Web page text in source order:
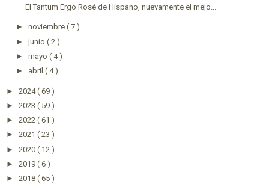
El Tantum Ergo Rosé de Hispano, nuevamente el mejo...
► noviembre ( 7 )
► junio ( 2 )
► mayo ( 4 )
► abril ( 4 )
► 2024( 69 )
► 2023 ( 59 )
► 2022 ( 61 )
► 2021 ( 23 )
► 2020 ( 12 )
► 2019 ( 6 )
► 2018 ( 65 )